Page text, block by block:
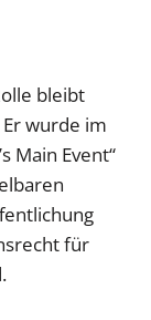
bleibt
wurde im
Main Event“
für